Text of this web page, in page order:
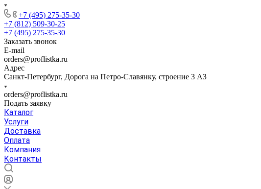
+7 (495) 275-35-30
+7 (812) 509-30-25
+7 (495) 275-35-30
Заказать звонок
E-mail
orders@proflistka.ru
Адрес
Санкт-Петербург, Дорога на Петро-Славянку, строение 3 АЗ
orders@proflistka.ru
Подать заявку
Каталог
Услуги
Доставка
Оплата
Компания
Контакты